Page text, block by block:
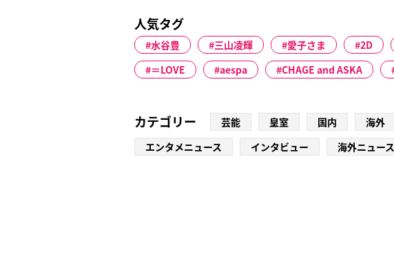
人気タグ
水谷豊 三山凌輝 愛子さま 2D
＝LOVE
aespa CHAGE and ASKA
カテゴリー 芸能 皇室 国内 海外
エンタメニュース
インタビュー 海外ニュース